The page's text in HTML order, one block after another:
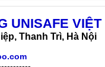
UNISAFE VIỆT
Thanh Trì, Hà Nội